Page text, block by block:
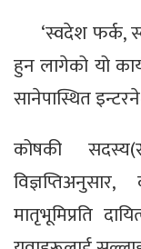
‘स्वदेश फर्क,
हुन लागेको यो
सानेपास्थित
कोषकी
मातृभूमिप्रति